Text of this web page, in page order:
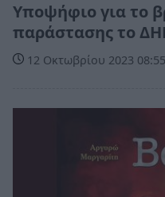
Υποψήφιο για το
παράστασης το
12 Οκτωβρίου 2023 08:55